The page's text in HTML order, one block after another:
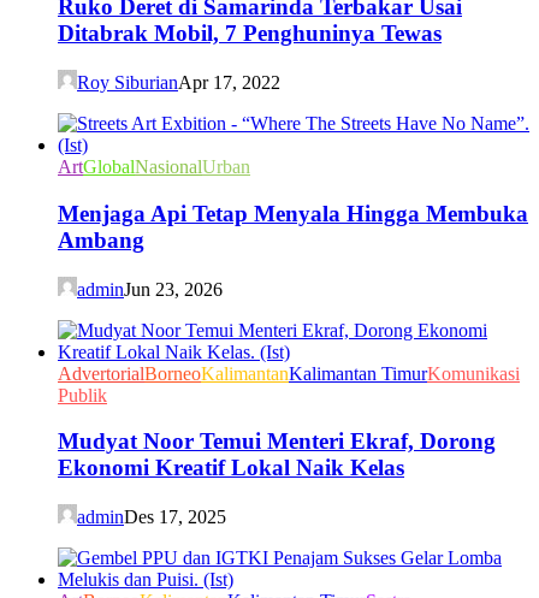
Ruko Deret di Samarinda Terbakar Usai
Ditabrak Mobil, 7 Penghuninya Tewas
Roy SiburianApr 17, 2022
ArtGlobalNasionalUrban
Menjaga Api Tetap Menyala Hingga Membuka
Ambang
adminJun 23, 2026
AdvertorialBorneoKalimantanKalimantan TimurKomunikasi
Publik
Mudyat Noor Temui Menteri Ekraf, Dorong
Ekonomi Kreatif Lokal Naik Kelas
adminDes 17, 2025